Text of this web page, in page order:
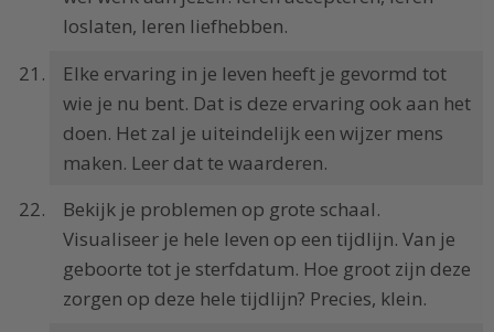
loslaten, leren liefhebben.
Elke ervaring in je leven heeft je gevormd tot
wie je nu bent. Dat is deze ervaring ook aan het
doen. Het zal je uiteindelijk een wijzer mens
maken. Leer dat te waarderen.
Bekijk je problemen op grote schaal.
Visualiseer je hele leven op een tijdlijn. Van je
geboorte tot je sterfdatum. Hoe groot zijn deze
zorgen op deze hele tijdlijn? Precies, klein.